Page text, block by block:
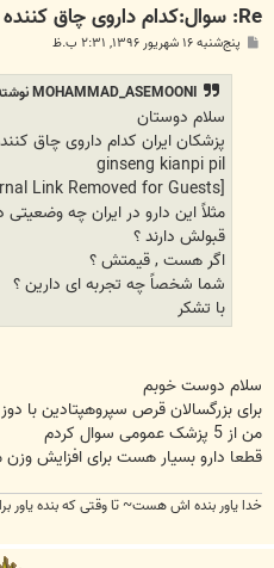
Re: سوال:کدام داروی چاق کننده را پزشکان ایران تجویز میکنند؟
س
پنج‌شنبه ۱۶ شهریور ۱۳۹۶, ۲:۳۱ ب.ظ
MOHAMMAD_ASEMOONI نوشته شده:
سلام دوستان
پزشکان ایران کدام داروی چاق
ginseng kianpi pil
[External Link Removed for Guests]
مثلاً این دارو در ایران چه
قبولش دارند ؟
اگر هست , قیمتش ؟
شما شخصاً چه تجربه ای دارین ؟
با تشکر
سلام دوست خوبم
برای بزرگسالان قرص سپروهپتادین با دوز 4 میلی گرم بدون عوارض
من از 5 پزشک عمومی سوال کردم
قطعا دارو بسیار هست برای افزایش وزن
خدا یاور بنده اش هست~ تا وقتی که بنده یاور